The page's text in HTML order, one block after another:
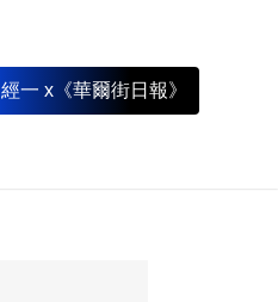
經一 x《華爾街日報》